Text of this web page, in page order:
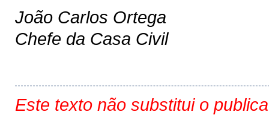
João Carlos Ortega
Chefe da Casa Civil
Este texto não substitui o